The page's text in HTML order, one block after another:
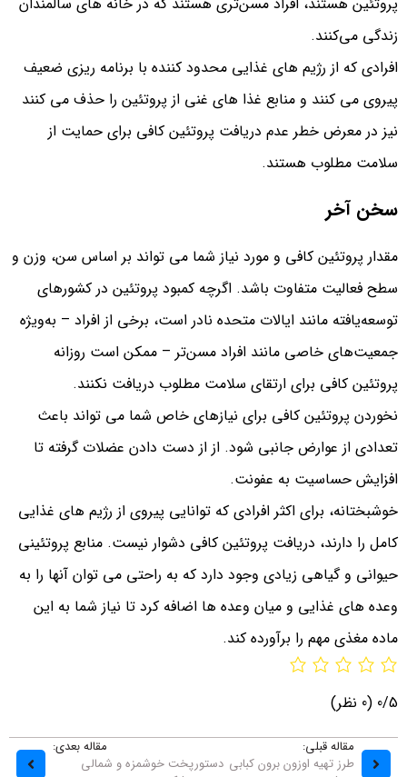
زندگی می‌کنند.
افرادی که از رژیم های غذایی محدود کننده با برنامه ریزی ضعیف
پیروی می کنند و منابع غذا های غنی از پروتئین را حذف می کنند
نیز در معرض خطر عدم دریافت پروتئین کافی برای حمایت از
سلامت مطلوب هستند.
سخن آخر
مقدار پروتئین کافی و مورد نیاز شما می تواند بر اساس سن، وزن و
سطح فعالیت متفاوت باشد. اگرچه کمبود پروتئین در کشورهای
توسعه‌یافته مانند ایالات متحده نادر است، برخی از افراد – به‌ویژه
جمعیت‌های خاصی مانند افراد مسن‌تر – ممکن است روزانه
پروتئین کافی برای ارتقای سلامت مطلوب دریافت نکنند.
نخوردن پروتئین کافی برای نیازهای خاص شما می تواند باعث
تعدادی از عوارض جانبی شود. از از دست دادن عضلات گرفته تا
افزایش حساسیت به عفونت.
خوشبختانه، برای اکثر افرادی که توانایی پیروی از رژیم های غذایی
کامل را دارند، دریافت پروتئین کافی دشوار نیست. منابع پروتئینی
حیوانی و گیاهی زیادی وجود دارد که به راحتی می توان آنها را به
وعده های غذایی و میان وعده ها اضافه کرد تا نیاز شما به این
ماده مغذی مهم را برآورده کند.
0/5 (0 نظر)
مقاله قبلی:
طرز تهیه اوزون برون کبابی
مقاله بعدی:
دستورپخت خوشمزه و شمالی